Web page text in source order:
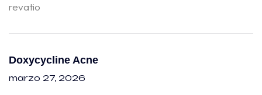
revatio
Doxycycline Acne
marzo 27, 2026